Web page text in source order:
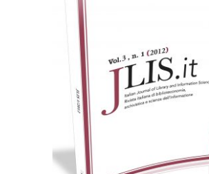
CartaceoeBook in PDF
0,00€ 25,00€